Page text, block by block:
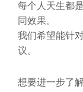
每个人天生都
同效果。
我们希望能针
议。
想要进一步了